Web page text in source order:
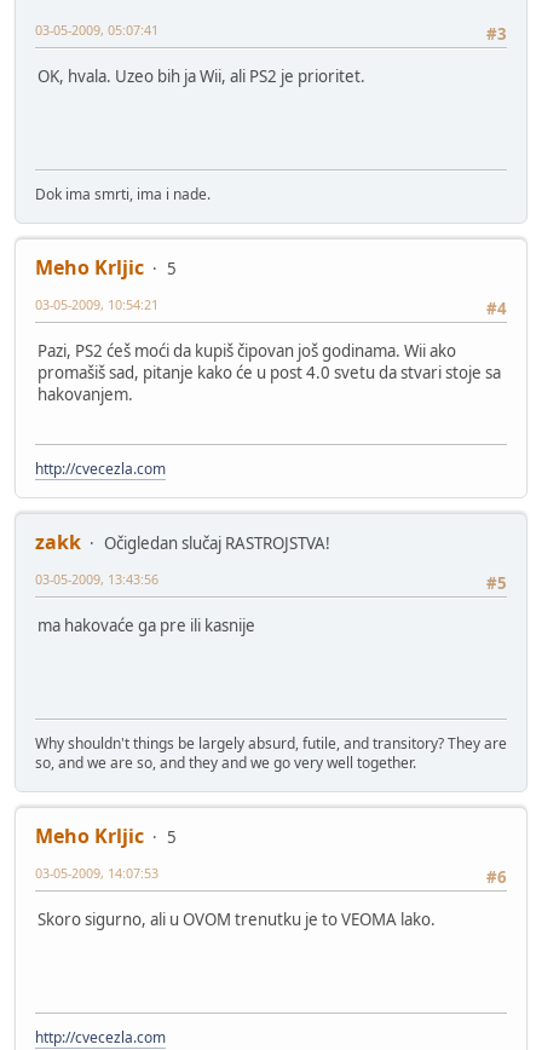
#3
03-05-2009, 05:07:41
OK, hvala. Uzeo bih ja Wii, ali PS2 je prioritet.
Dok ima smrti, ima i nade.
Meho Krljic
5
#4
03-05-2009, 10:54:21
Pazi, PS2 ćeš moći da kupiš čipovan još godinama. Wii ako
promašiš sad, pitanje kako će u post 4.0 svetu da stvari stoje sa
hakovanjem.
http://cvecezla.com
zakk
Očigledan slučaj RASTROJSTVA!
#5
03-05-2009, 13:43:56
ma hakovaće ga pre ili kasnije
Why shouldn't things be largely absurd, futile, and transitory? They are
so, and we are so, and they and we go very well together.
Meho Krljic
5
#6
03-05-2009, 14:07:53
Skoro sigurno, ali u OVOM trenutku je to VEOMA lako.
http://cvecezla.com